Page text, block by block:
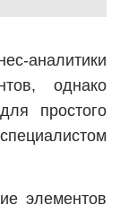
аналитики
однако
простого
элементов